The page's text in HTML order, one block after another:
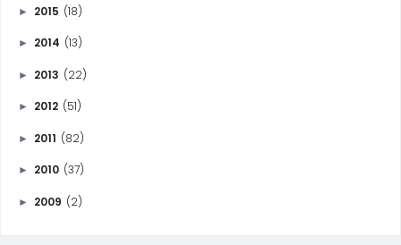
► 2015 (18)
► 2014 (13)
► 2013 (22)
► 2012 (51)
► 2011 (82)
► 2010 (37)
► 2009 (2)